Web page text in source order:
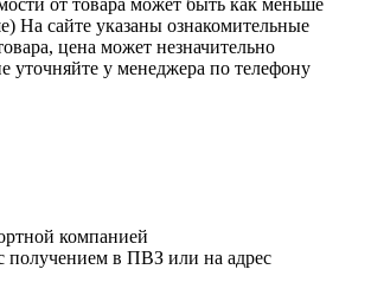
На сайте указаны ознакомительные
цена может незначительно
уточняйте у менеджера по телефону
компанией
получением в ПВЗ или на адрес